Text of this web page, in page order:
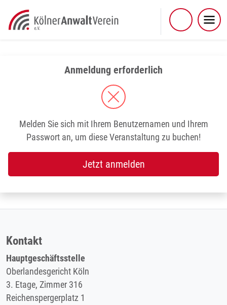
content
Anmeldung erforderlich
Melden Sie sich mit Ihrem Benutzernamen und Ihrem
Passwort an, um diese Veranstaltung zu buchen!
Jetzt anmelden
Kontakt
Hauptgeschäftsstelle
Oberlandesgericht Köln
3. Etage, Zimmer 316
Reichenspergerplatz 1